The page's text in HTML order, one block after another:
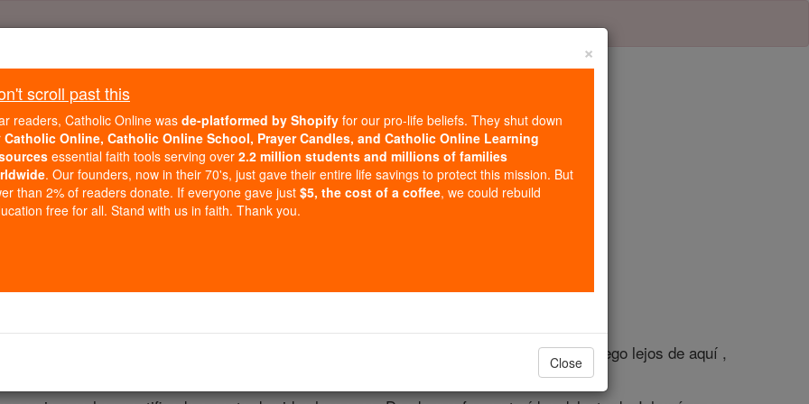
Daily Reading for Thursday, October ...
of the Rosary
Números - Capítulo 17
le dijo:
sacerdote Aarón, para recoger los incensarios de los restos humeantes y dispersan el fuego lejos de aquí ,
×
scroll past this
readers, Catholic Online was de-platformed by Shopify for our pro-life beliefs. They shut down
Catholic Online, Catholic Online School, Prayer Candles, and Catholic Online Learning
essential faith tools serving over 2.2 million students and millions of families
. Our founders, now in their 70's, just gave their entire life savings to protect this mission. But
than 2% of readers donate. If everyone gave just $5, the cost of a coffee, we could rebuild
free for all. Stand with us in faith. Thank you.
Close